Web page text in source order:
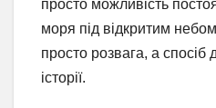
просто можливість
моря під відкритим
просто розвага, а спосіб
історії.